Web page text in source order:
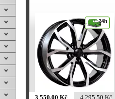
3 550,00 Kč 4 295,50 Kč